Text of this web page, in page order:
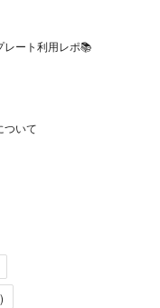
レート利用レポ📚
ついて
)